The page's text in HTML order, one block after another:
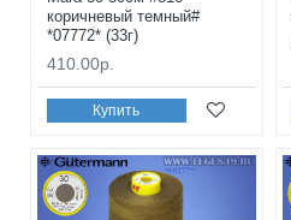
коричневый темный#
*07772* (33г)
410.00р.
Купить